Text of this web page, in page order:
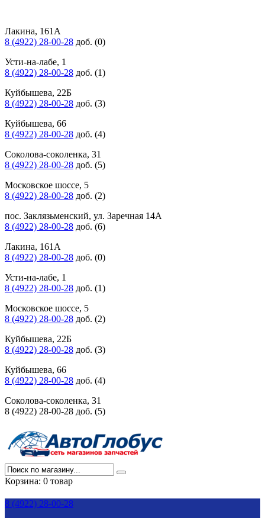
Лакина, 161А
8 (4922) 28-00-28 доб. (0)
Усти-на-лабе, 1
8 (4922) 28-00-28 доб. (1)
Куйбышева, 22Б
8 (4922) 28-00-28 доб. (3)
Куйбышева, 66
8 (4922) 28-00-28 доб. (4)
Соколова-соколенка, 31
8 (4922) 28-00-28 доб. (5)
Московское шоссе, 5
8 (4922) 28-00-28 доб. (2)
пос. Заклязьменский, ул. Заречная 14А
8 (4922) 28-00-28 доб. (6)
Лакина, 161А
8 (4922) 28-00-28 доб. (0)
Усти-на-лабе, 1
8 (4922) 28-00-28 доб. (1)
Московское шоссе, 5
8 (4922) 28-00-28 доб. (2)
Куйбышева, 22Б
8 (4922) 28-00-28 доб. (3)
Куйбышева, 66
8 (4922) 28-00-28 доб. (4)
Соколова-соколенка, 31
8 (4922) 28-00-28 доб. (5)
Корзина: 0 товар
8 (4922) 28-00-28